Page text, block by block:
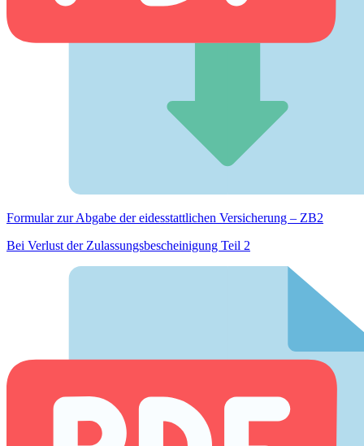
Formular zur Abgabe der eides­stattlichen Versicherung – ZB2
Bei Verlust der Zulassungsbescheinigung Teil 2